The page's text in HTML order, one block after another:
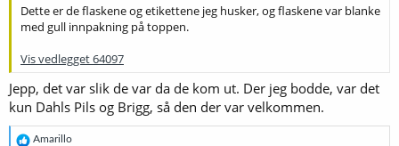
Dette er de flaskene og etikettene jeg husker, og flaskene var blanke
med gull innpakning på toppen.
Vis vedlegget 64097
Jepp, det var slik de var da de kom ut. Der jeg bodde, var det
kun Dahls Pils og Brigg, så den der var velkommen.
R
Amarillo